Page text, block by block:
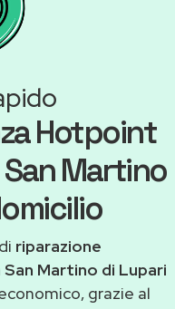
Hotpoint
Martino
riparazione
Martino di Lupari
grazie al